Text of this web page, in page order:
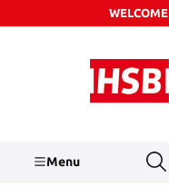
Skip to main content
Menu